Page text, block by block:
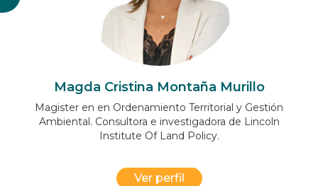
Magda Cristina Montaña Murillo
Magister en en Ordenamiento Territorial y Gestión
Ambiental. Consultora e investigadora de Lincoln
Institute Of Land Policy.
Ver perfil